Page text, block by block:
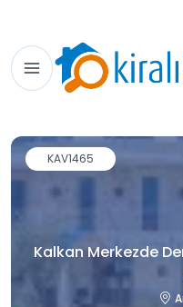
Kalkan Merkezde
KAV1465